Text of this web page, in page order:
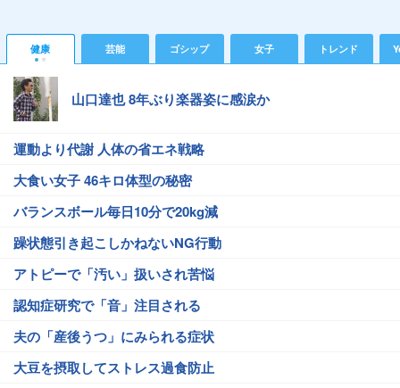
健康 芸能 ゴシップ 女子 トレンド
山口達也 8年ぶり楽器姿に感涙か
運動より代謝 人体の省エネ戦略
大食い女子 46キロ体型の秘密
バランスボール毎日10分で20kg減
躁状態引き起こしかねないNG行動
アトピーで「汚い」扱いされ苦悩
認知症研究で「音」注目される
夫の「産後うつ」にみられる症状
大豆を摂取してストレス過食防止